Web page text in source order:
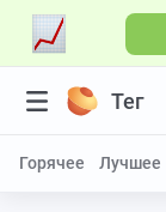
Тег
Горячее Лучшее